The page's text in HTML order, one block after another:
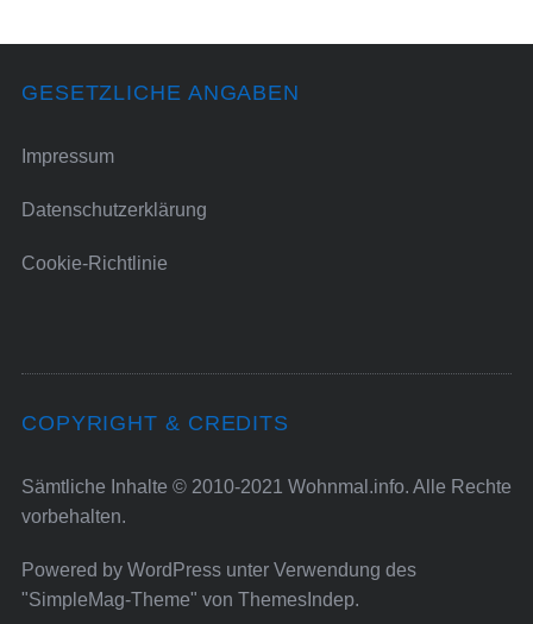
GESETZLICHE ANGABEN
Impressum
Datenschutzerklärung
Cookie-Richtlinie
COPYRIGHT & CREDITS
Sämtliche Inhalte © 2010-2021 Wohnmal.info. Alle Rechte
vorbehalten.
Powered by WordPressunter Verwendung des
"SimpleMag-Theme" von ThemesIndep.